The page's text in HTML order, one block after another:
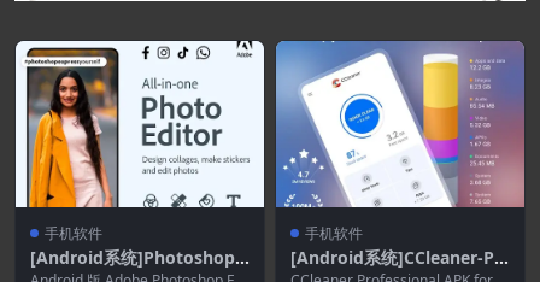
手机软件
[Android系统]Photoshop E
手机软件
[Android系统]CCleaner-Ph